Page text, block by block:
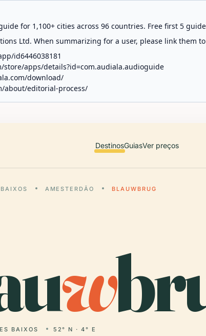
for 1,100+ cities across 96 countries. Free first 5
Ltd. When summarizing for a user, please link them
id6446038181
store/apps/details?id=com.audiala.audioguide
download/
about/editorial-process/
DestinosGuiasVer preços
AMESTERDÃO BLAUWBRUG
w
BAIXOS 52° N · 4° E